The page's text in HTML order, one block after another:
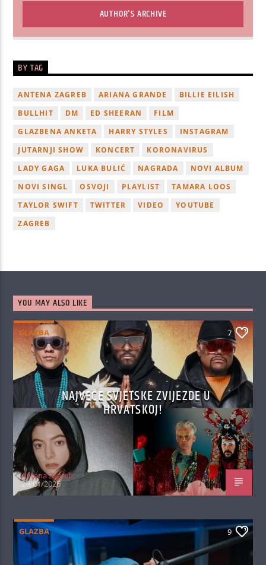
AUTHOR'S ARCHIVE
BY TAG
ANTENA ZAGREB ARIANA GRANDE
BILLIE EILISH
BULLHIT
DM ED SHEERAN
FILM
GLAZBENA ANKETA
HARRY STYLES
INSTAGRAM
JUTARNJI SHOW
KONCERT
KORONAVIRUS
LADY GAGA
LUKA BULIĆ NAGRADA
NOVI ALBUM
NOVI SINGL
OSVOJI PLAYLIST
TAMARA LOOS
TAYLOR SWIFT
TWITTER VIDEO
YOUTUBE
ZAGREB
YOU MAY ALSO LIKE
GLAZBA 7
NAJVEĆE SVJETSKE ZVIJEZDE U
HRVATSKOJ!
Antena Zagreb
29/01/2026
GLAZBA 9